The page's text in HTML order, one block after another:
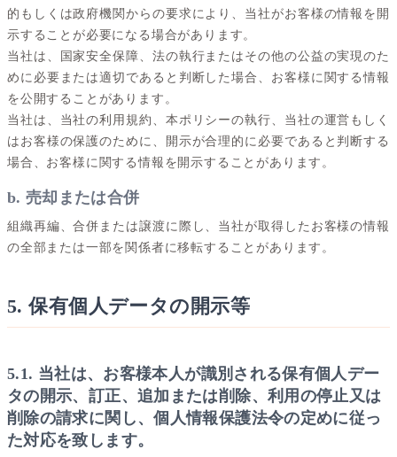
的もしくは政府機関からの要求により、当社がお客様の情報を開
示することが必要になる場合があります。
当社は、国家安全保障、法の執行またはその他の公益の実現のた
めに必要または適切であると判断した場合、お客様に関する情報
を公開することがあります。
当社は、当社の利用規約、本ポリシーの執行、当社の運営もしく
はお客様の保護のために、開示が合理的に必要であると判断する
場合、お客様に関する情報を開示することがあります。
b. 売却または合併
組織再編、合併または譲渡に際し、当社が取得したお客様の情報
の全部または一部を関係者に移転することがあります。
5. 保有個人データの開示等
5.1. 当社は、お客様本人が識別される保有個人デー
タの開示、訂正、追加または削除、利用の停止又は
削除の請求に関し、個人情報保護法令の定めに従っ
た対応を致します。